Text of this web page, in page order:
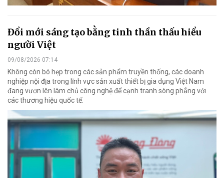
Đổi mới sáng tạo bằng tinh thần thấu hiểu
người Việt
09/08/2026 07:14
Không còn bó hẹp trong các sản phẩm truyền thống, các doanh
nghiệp nội địa trong lĩnh vực sản xuất thiết bị gia dụng Việt Nam
đang vươn lên làm chủ công nghệ để cạnh tranh sòng phẳng với
các thương hiệu quốc tế.